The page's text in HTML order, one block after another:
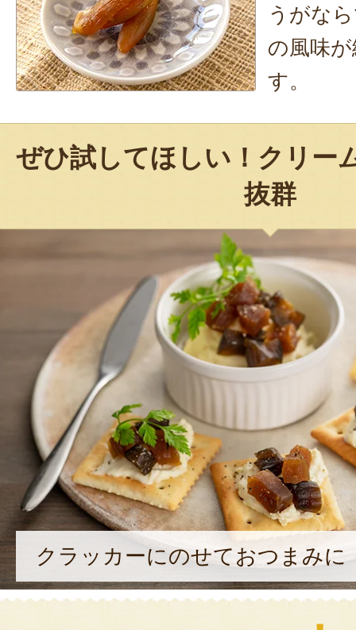
うがな
の風味
す。
ぜひ試してほしい！クリー
抜群
クラッカーにのせておつまみに